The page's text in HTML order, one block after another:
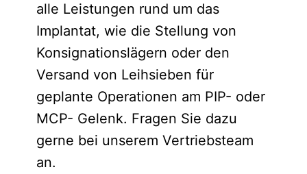
alle Leistungen rund um das
Implantat, wie die Stellung von
Konsignationslägern oder den
Versand von Leihsieben für
geplante Operationen am PIP- oder
MCP- Gelenk. Fragen Sie dazu
gerne bei unserem Vertriebsteam
an.